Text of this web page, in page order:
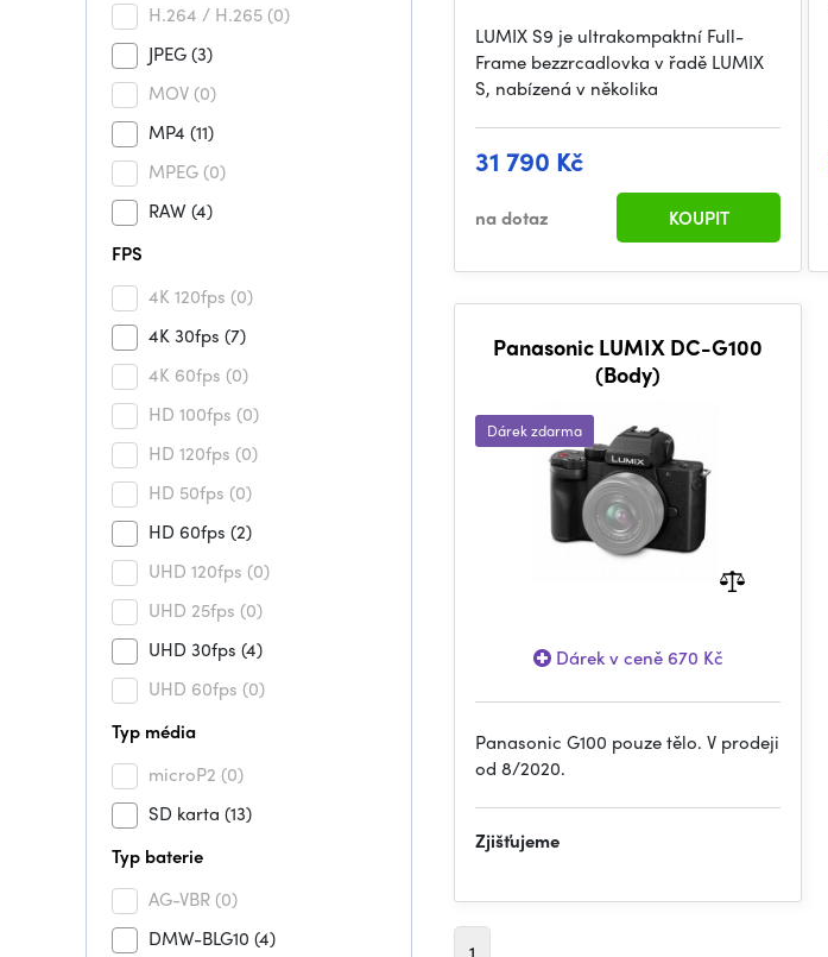
H.264 / H.265 (0)
JPEG(3)
MOV (0)
MP4 (11)
MPEG (0)
RAW(4)
FPS
4K 120fps (0)
4K 30fps (7)
4K 60fps (0)
HD 100fps (0)
HD 120fps (0)
HD 50fps (0)
HD 60fps (2)
UHD 120fps (0)
UHD 25fps (0)
UHD 30fps (4)
UHD 60fps (0)
Typ média
microP2 (0)
SD karta (13)
Typ baterie
AG-VBR (0)
DMW-BLG10 (4)
LUMIX S9 je ultrakompaktní Full-
Frame bezzrcadlovka v řadě LUMIX
S, nabízená v několika
31 790 Kč
na dotaz KOUPIT
Panasonic LUMIX DC-G100
(Body)
Dárek zdarma
Dárek v ceně 670 Kč
Panasonic G100 pouze tělo. V prodeji
od 8/2020.
Zjišťujeme